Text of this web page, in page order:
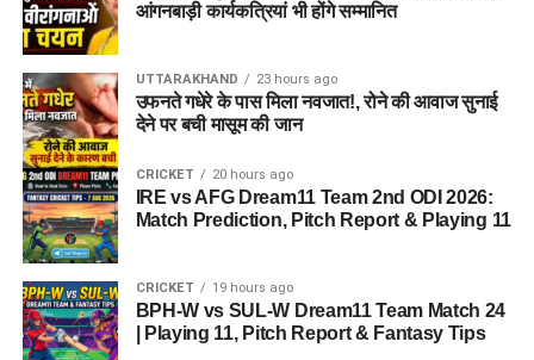
आंगनबाड़ी कार्यकत्रियां भी होंगे सम्मानित
UTTARAKHAND 23 hours ago
उफनते गधेरे के पास मिला नवजात!, रोने की आवाज सुनाई
देने पर बची मासूम की जान
CRICKET 20 hours ago
IRE vs AFG Dream11 Team 2nd ODI 2026:
Match Prediction, Pitch Report & Playing 11
CRICKET 19 hours ago
BPH-W vs SUL-W Dream11 Team Match 24
| Playing 11, Pitch Report & Fantasy Tips